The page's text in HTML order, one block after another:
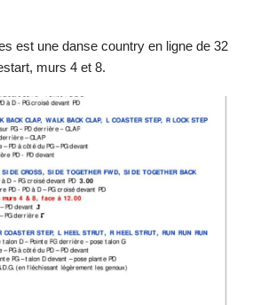
est une danse country en ligne de 32
murs 4 et 8.